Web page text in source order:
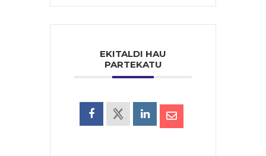
EKITALDI HAU
PARTEKATU